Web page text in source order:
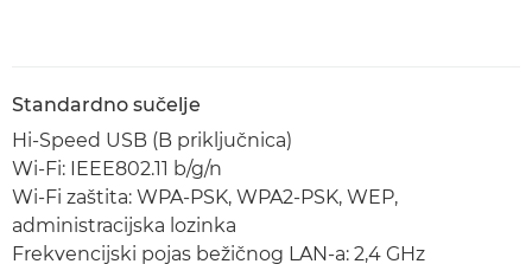
Standardno sučelje
Hi-Speed USB (B priključnica)
Wi-Fi: IEEE802.11 b/g/n
Wi-Fi zaštita: WPA-PSK, WPA2-PSK, WEP,
administracijska lozinka
Frekvencijski pojas bežičnog LAN-a: 2,4 GHz